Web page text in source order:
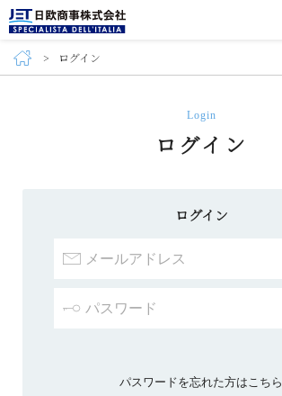
ログイン
Login
ログイン
ログイン
パスワードを忘れた方はこちら